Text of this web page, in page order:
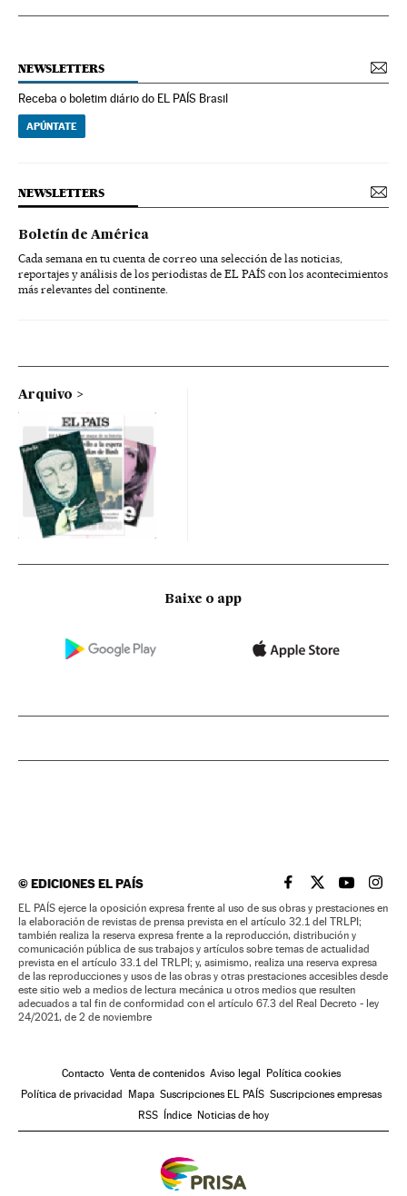
NEWSLETTERS
Receba o boletim diário do EL PAÍS Brasil
APÚNTATE
NEWSLETTERS
Boletín de América
Cada semana en tu cuenta de correo una selección de las noticias,
reportajes y análisis de los periodistas de EL PAÍS con los acontecimientos
más relevantes del continente.
Arquivo
Baixe o app
©EDICIONES EL PAÍS EL PAÍS BRASIL EN
EL PAÍSEL PAÍS
EL
EL PAÍS ejerce la oposición expresa frente al uso de sus obras y prestaciones en
la elaboración de revistas de prensa prevista en el artículo 32.1 del TRLPI;
también realiza la reserva expresa frente a la reproducción, distribución y
comunicación pública de sus trabajos y artículos sobre temas de actualidad
prevista en el artículo 33.1 del TRLPI; y, asimismo, realiza una reserva expresa
de las reproducciones y usos de las obras y otras prestaciones accesibles desde
este sitio web a medios de lectura mecánica u otros medios que resulten
adecuados a tal fin de conformidad con el artículo 67.3 del Real Decreto - ley
24/2021, de 2 de noviembre
Contacto Venta de contenidos Aviso legal
Política cookies
Política de privacidad
Mapa Suscripciones EL PAÍS Suscripciones empresas
RSS
Índice Noticias de hoy